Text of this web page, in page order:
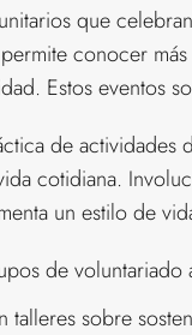
que
conocer
Estos eventos
de
cotidiana.
un estilo de
de voluntariado
talleres sobre